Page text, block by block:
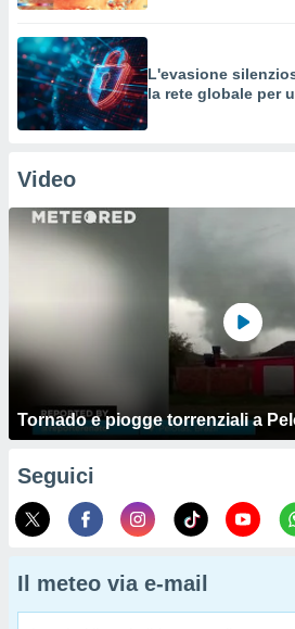
L'evasione
la rete globale per
Video
Tornado e piogge torrenziali a
Seguici
Il meteo via e-mail